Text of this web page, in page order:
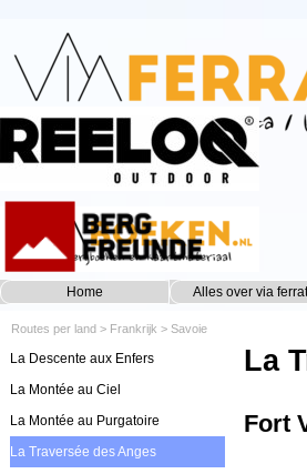
Home Alles over via
Routes per land > Frankrijk >Savoie
La Descente aux Enfers
La Montée au Ciel
La Montée au Purgatoire
La Traversée des Anges
La
Fort